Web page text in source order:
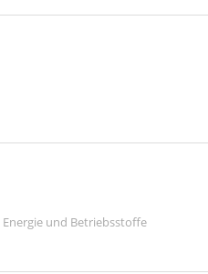
und Betriebsstoffe